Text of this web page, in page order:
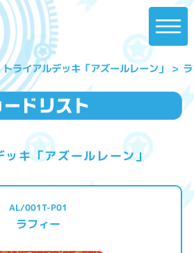
トライアルデッキ「アズールレーン」
ッキ「アズールレーン」
AL/001T-P01
ラフィー